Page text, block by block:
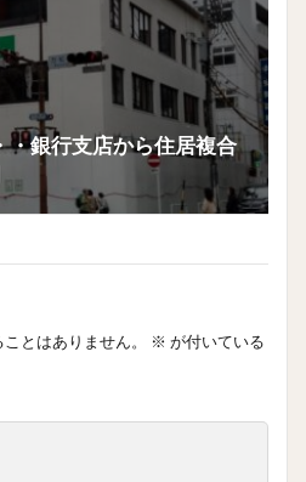
・銀行支店から住居複合
とはありません。 ※ が付いている